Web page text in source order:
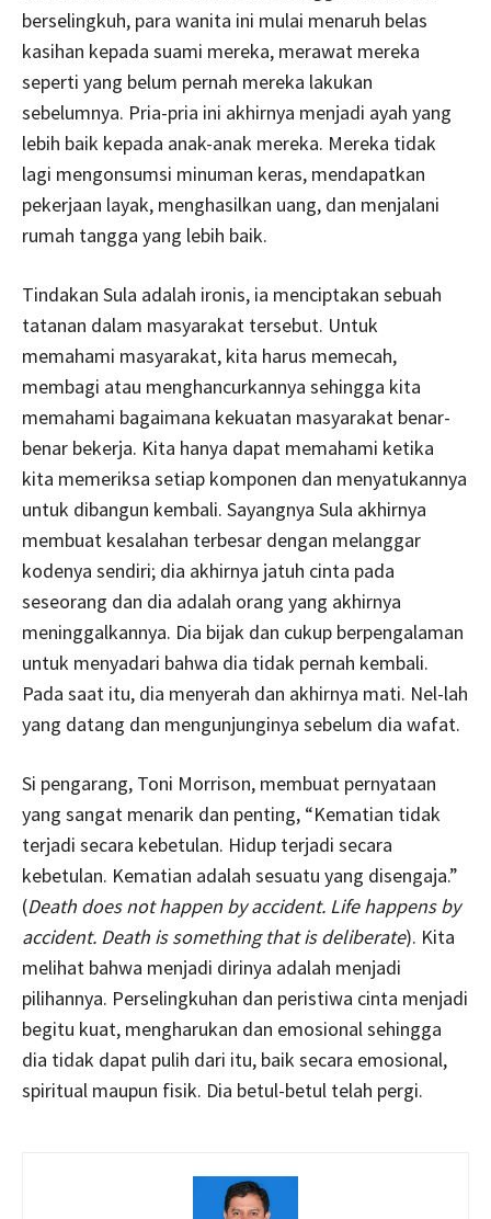
berselingkuh, para wanita ini mulai menaruh belas
kasihan kepada suami mereka, merawat mereka
seperti yang belum pernah mereka lakukan
sebelumnya. Pria-pria ini akhirnya menjadi ayah yang
lebih baik kepada anak-anak mereka. Mereka tidak
lagi mengonsumsi minuman keras, mendapatkan
pekerjaan layak, menghasilkan uang, dan menjalani
rumah tangga yang lebih baik.
Tindakan Sula adalah ironis, ia menciptakan sebuah
tatanan dalam masyarakat tersebut. Untuk
memahami masyarakat, kita harus memecah,
membagi atau menghancurkannya sehingga kita
memahami bagaimana kekuatan masyarakat benar-
benar bekerja. Kita hanya dapat memahami ketika
kita memeriksa setiap komponen dan menyatukannya
untuk dibangun kembali. Sayangnya Sula akhirnya
membuat kesalahan terbesar dengan melanggar
kodenya sendiri; dia akhirnya jatuh cinta pada
seseorang dan dia adalah orang yang akhirnya
meninggalkannya. Dia bijak dan cukup berpengalaman
untuk menyadari bahwa dia tidak pernah kembali.
Pada saat itu, dia menyerah dan akhirnya mati. Nel-lah
yang datang dan mengunjunginya sebelum dia wafat.
Si pengarang, Toni Morrison, membuat pernyataan
yang sangat menarik dan penting, “Kematian tidak
terjadi secara kebetulan. Hidup terjadi secara
kebetulan. Kematian adalah sesuatu yang disengaja.”
(Death does not happen by accident. Life happens by
accident. Death is something that is deliberate). Kita
melihat bahwa menjadi dirinya adalah menjadi
pilihannya. Perselingkuhan dan peristiwa cinta menjadi
begitu kuat, mengharukan dan emosional sehingga
dia tidak dapat pulih dari itu, baik secara emosional,
spiritual maupun fisik. Dia betul-betul telah pergi.